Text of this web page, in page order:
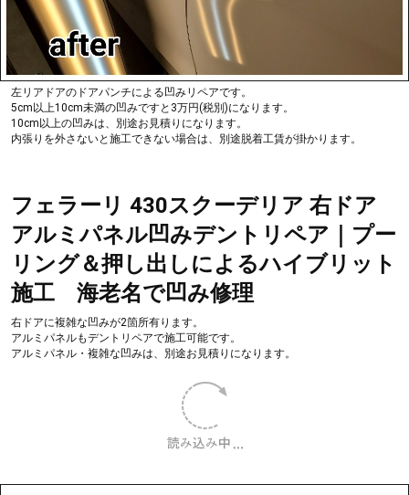
KAWASAKI GPZ900R
バイクタンク キズ修正・カスタム塗装
全国から発送によるご依頼を頂いています。
お値段は、お問い合わせください。
バイクタンク施工例 海老名
こちらの画像をクリックしてください
バイクタンク施工例
こちらの画像をクリックしてください